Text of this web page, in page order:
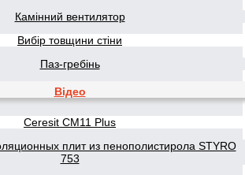
Камінний вентилятор
Вибір товщини стіни
Паз-гребінь
Відео
Ceresit CM11 Plus
плит из пенополистирола STYRO
753